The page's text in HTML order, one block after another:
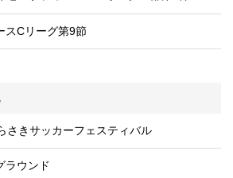
スCリーグ第9節
きサッカーフェスティバル
ウンド